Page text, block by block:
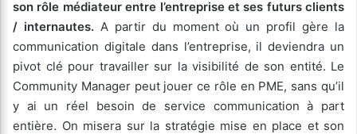
son rôle médiateur entre l’entreprise et ses futurs clients
/ internautes.A partir du moment où un profil gère la
communication digitale dans l’entreprise, il deviendra un
pivot clé pour travailler sur la visibilité de son entité. Le
Community Manager peut jouer ce rôle en PME, sans qu’il
y ai un réel besoin de service communication à part
entière. On misera sur la stratégie mise en place et son